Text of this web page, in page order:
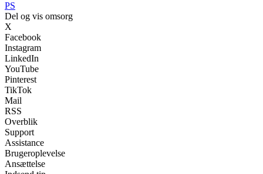
PS
Del og vis omsorg
X
Facebook
Instagram
LinkedIn
YouTube
Pinterest
TikTok
Mail
RSS
Overblik
Support
Assistance
Brugeroplevelse
Ansættelse